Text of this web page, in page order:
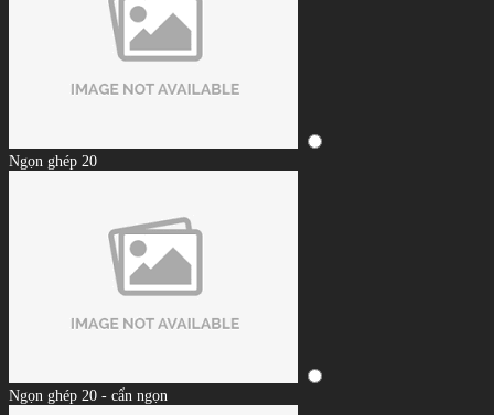
Ngọn ghép 20
Ngọn ghép 20 - cẩn ngọn